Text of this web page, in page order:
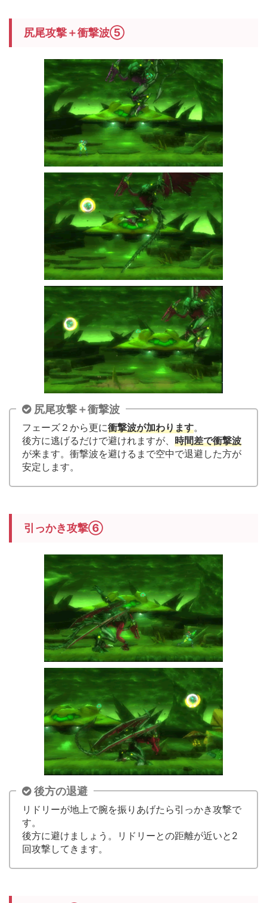
尻尾攻撃＋衝撃波⑤
尻尾攻撃＋衝撃波
フェーズ２から更に衝撃波が加わります。
後方に逃げるだけで避けれますが、 時間差で衝撃波
が来ます。衝撃波を避けるまで空中で退避した方が
安定します。
引っかき攻撃⑥
後方の退避
リドリーが地上で腕を振りあげたら引っかき攻撃で
す。
後方に避けましょう。リドリーとの距離が近いと2
回攻撃してきます。